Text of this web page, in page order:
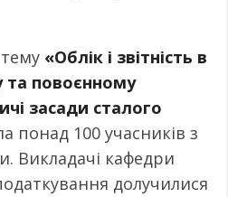
«Облік і звітність в
та повоєнному
засади сталого
понад 100 учасників з
Викладачі кафедри
долучилися